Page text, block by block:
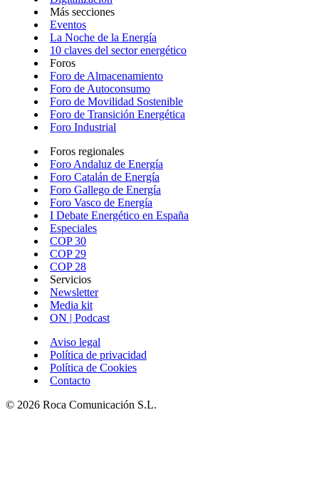
Más secciones
Eventos
La Noche de la Energía
10 claves del sector energético
Foros
Foro de Almacenamiento
Foro de Autoconsumo
Foro de Movilidad Sostenible
Foro de Transición Energética
Foro Industrial
Foros regionales
Foro Andaluz de Energía
Foro Catalán de Energía
Foro Gallego de Energía
Foro Vasco de Energía
I Debate Energético en España
Especiales
COP 30
COP 29
COP 28
Servicios
Newsletter
Media kit
ON | Podcast
Aviso legal
Política de privacidad
Política de Cookies
Contacto
© 2026 Roca Comunicación S.L.